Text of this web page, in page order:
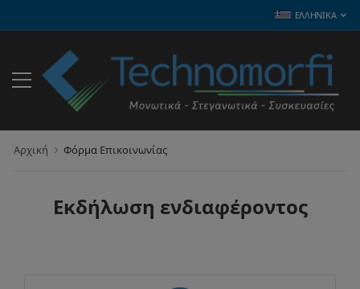
ΕΛΛΗΝΙΚΆ
Αρχική Φόρμα Επικοινωνίας
Εκδήλωση ενδιαφέροντος